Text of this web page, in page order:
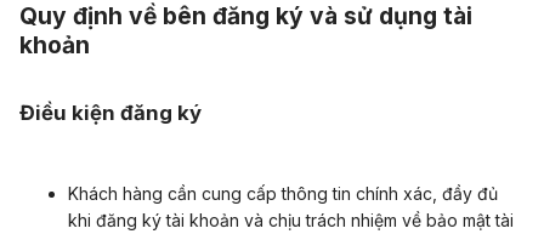
Quy định về bên đăng ký và sử dụng tài
khoản
Điều kiện đăng ký
Khách hàng cần cung cấp thông tin chính xác, đầy đủ
khi đăng ký tài khoản và chịu trách nhiệm về bảo mật tài